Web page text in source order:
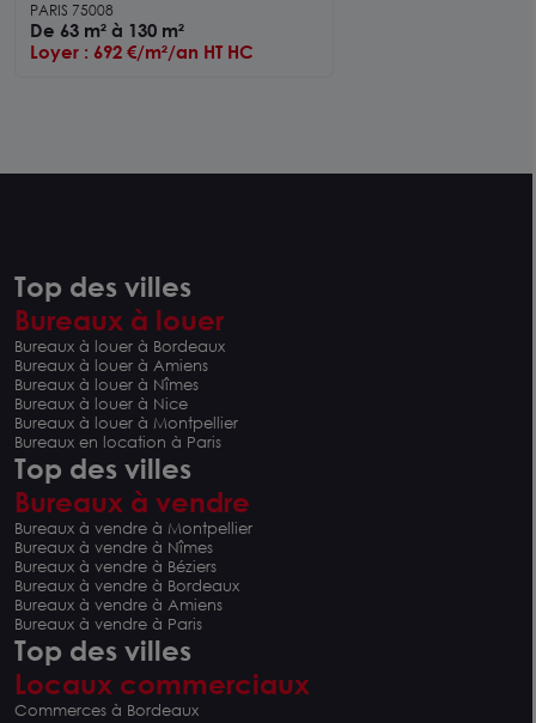
PARIS 75008
De 63 m² à 130 m²
Loyer : 692 €/m²/an HT HC
Top des villes
Bureaux à louer
Bureaux à louer à Bordeaux
Bureaux à louer à Amiens
Bureaux à louer à Nîmes
Bureaux à louer à Nice
Bureaux à louer à Montpellier
Bureaux en location à Paris
Top des villes
Bureaux à vendre
Bureaux à vendre à Montpellier
Bureaux à vendre à Nîmes
Bureaux à vendre à Béziers
Bureaux à vendre à Bordeaux
Bureaux à vendre à Amiens
Bureaux à vendre à Paris
Top des villes
Locaux commerciaux
Commerces à Bordeaux